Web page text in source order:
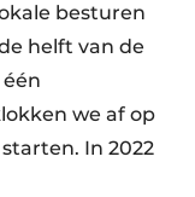
besturen
helft van de
we af op
In 2022